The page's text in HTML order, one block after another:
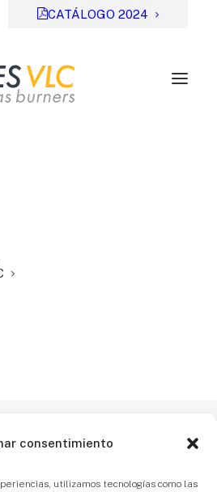
consentimiento
utilizamos tecnologías como las
CATÁLOGO 2024